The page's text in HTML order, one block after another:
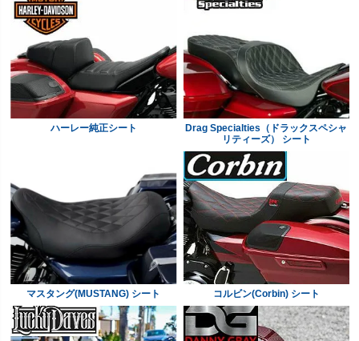
ハーレー純正シート
Drag Specialties（ドラックスペシャ
リティーズ） シート
マスタング(MUSTANG) シート コルビン(Corbin) シート